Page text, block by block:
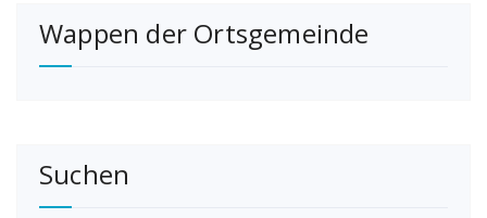
Wappen der Ortsgemeinde
Suchen